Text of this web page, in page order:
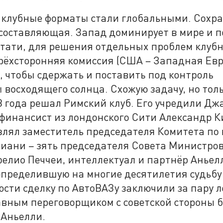
форматы стали глобальными.
Запад доминирует в мире и
для решения отдельных проблем
комиссия (США – Западная
сдержать и поставить под контроль
солнца. Схожую задачу, но
года решал Римский клуб. Его учредили
из лондонского Сити Александр
заместитель председателя Комитета по
– зять председателя Совета
Печчеи, интеллектуал и партнёр
на многие десятилетия
сделку по АвтоВАЗу заключили за пару
переговорщиком с советской стороны